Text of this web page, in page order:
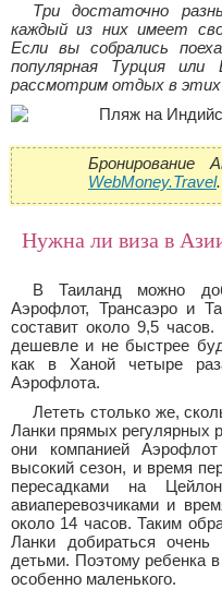
Три достаточно
каждый из них имеет
Если вы собрались
популярная Турция
рассмотрим отдых в
Бронирование
WebMoney.Travel.
Нужна ли виза в
В Таиланд можно
Аэрофлот, Трансаэро и
составит около 9,5
дешевле и не быстрее
как в Ханой четыре
Аэрофлота.
Лететь столько же,
Ланки прямых регулярных
они компанией
высокий сезон, и время
пересадками на
авиаперевозчиками и
около 14 часов. Таким
Ланки добираться
детьми. Поэтому ребенка
особенно маленького.